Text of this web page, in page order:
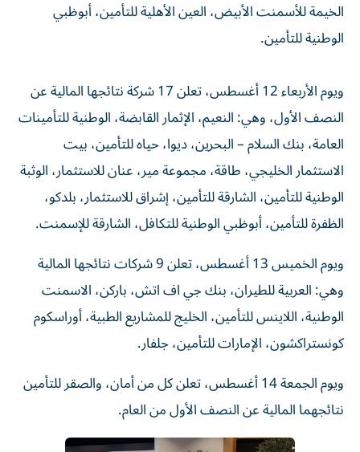
الخيمة للأسمنت الأبيض، العين الأهلية للتأمين، أبوظبي
الوطنية للتأمين.
ويوم الأربعاء 12 أغسطس، تعلن 17 شركة نتائجها المالية عن
النصف الأول، وهي: النعيم، الإثمار القابضة، الوطنية للتأمينات
العامة، بنك السلام – البحرين، ديوا، حياه للتأمين، بيت
الاستثمار الخليجي، طاقة، مجموعة مير، عنان للاستثمار، الوثبة
الوطنية للتأمين، الشارقة للتأمين، إشراق للاستثمار، بلدكو،
الظفرة للتأمين، أبوظبي الوطنية للتكافل، الشارقة للإسمنت.
ويوم الخميس 13 أغسطس، تعلن 9 شركات نتائجها المالية
وهي: العربية للطيران، بنك جي اف اتش، باركن، الاسمنت
الوطنية، اللاينس للتأمين، الخليج للمشاريع الطبية، أوراسكوم
كونستراكشون، الإمارات للتأمين، جلفار.
ويوم الجمعة 14 أغسطس، تعلن كل من أمان، والصقر للتأمين
نتائجهما المالية عن النصف الأول من العام.